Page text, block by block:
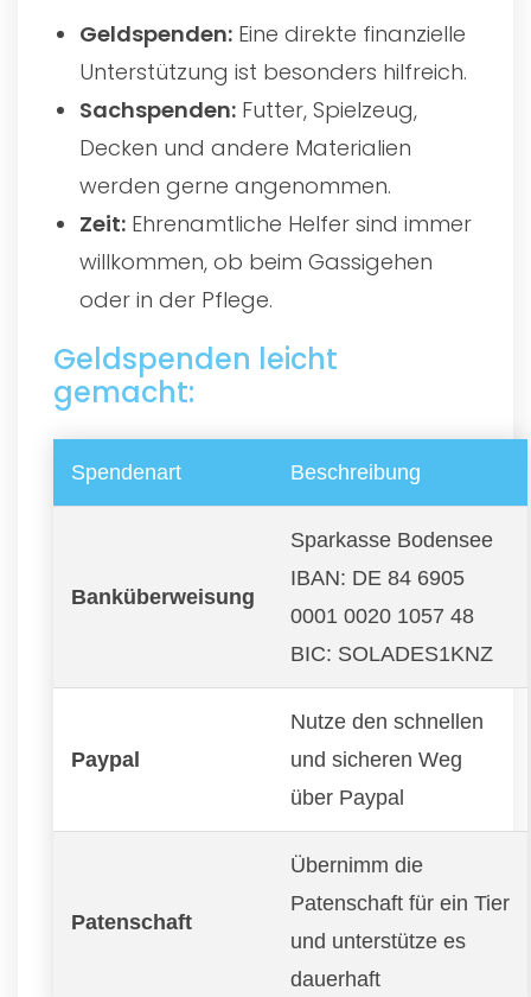
Geldspenden: Eine direkte finanzielle
Unterstützung ist besonders hilfreich.
Sachspenden: Futter, Spielzeug,
Decken und andere Materialien
werden gerne angenommen.
Zeit: Ehrenamtliche Helfer sind immer
willkommen, ob beim Gassigehen
oder in der Pflege.
Geldspenden leicht
gemacht:
Spendenart Beschreibung
Banküberweisung
Sparkasse Bodensee
IBAN: DE 84 6905
0001 0020 1057 48
BIC: SOLADES1KNZ
Paypal
Nutze den schnellen
und sicheren Weg
über Paypal
Patenschaft
Übernimm die
Patenschaft für ein Tier
und unterstütze es
dauerhaft